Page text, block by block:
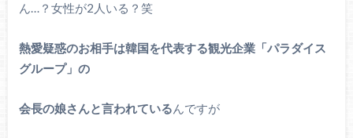
ん…？女性が2人いる？笑
熱愛疑惑のお相手は韓国を代表する観光企業「パラダイス
グループ」の
会長の娘さんと言われているんですが